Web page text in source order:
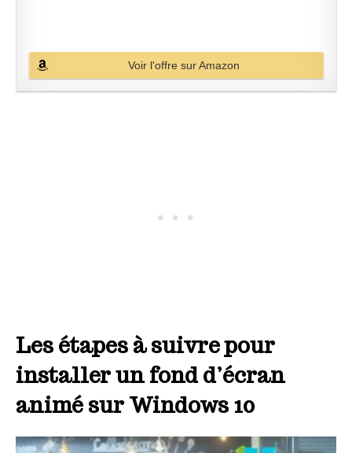
Voir l'offre sur Amazon
Les étapes à suivre pour
installer un fond d’écran
animé sur Windows 10